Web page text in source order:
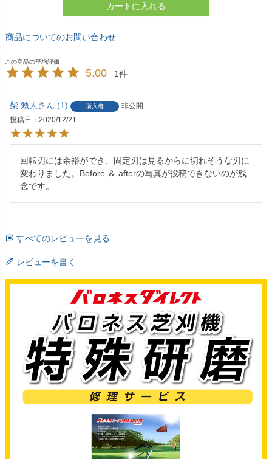
カートに入れる
商品についてのお問い合わせ
5.00 1
柴 勉人 1 購入者
非公開
投稿日
2020/12/21
回転刃には余裕ができ、固定刃は見るからに切れそうな刃に
変わりました。Before ＆ afterの写真が投稿できないのが残
念です。
すべてのレビューを見る
レビューを書く